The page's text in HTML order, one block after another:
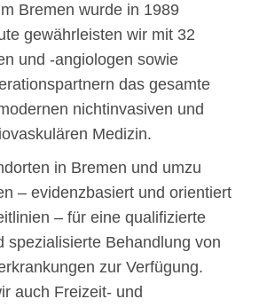
Bremen wurde in 1989
gewährleisten wir mit 32
und -angiologen sowie
das gesamte
nichtinvasiven und
Medizin.
in Bremen und umzu
– evidenzbasiert und orientiert
– für eine qualifizierte
spezialisierte Behandlung von
zur Verfügung.
auch Freizeit- und